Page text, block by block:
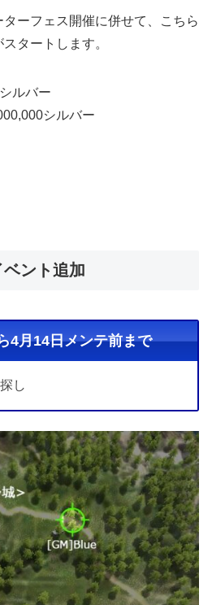
ーフェス開催に併せて、こちら
タートします。
ルバー
シルバー
ント追加
4月14日メンテ前まで
し